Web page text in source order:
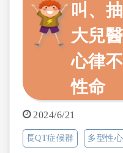
叫、
大兒
心律
性命
2024/6/21
長QT症候群 多型性